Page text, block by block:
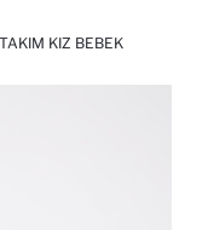
KIZ BEBEK